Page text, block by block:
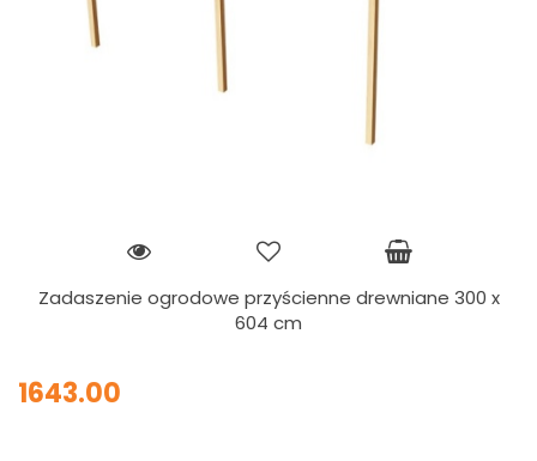
Zadaszenie ogrodowe przyścienne drewniane 300 x
604 cm
1643.00